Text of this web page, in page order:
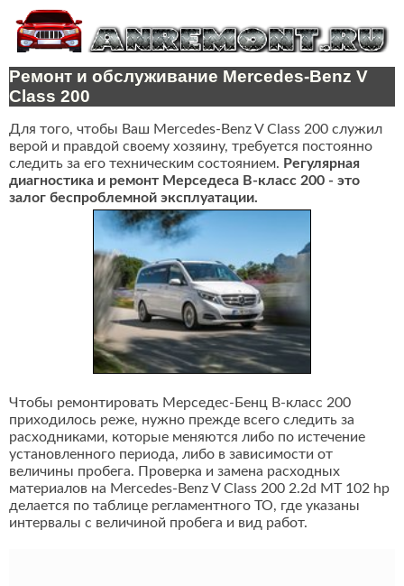
Ремонт и обслуживание Mercedes-Benz V
Class 200
Для того, чтобы Ваш Mercedes-Benz V Class 200 служил
верой и правдой своему хозяину, требуется постоянно
следить за его техническим состоянием. Регулярная
диагностика и ремонт Мерседеса В-класс 200 - это
залог беспроблемной эксплуатации.
Чтобы ремонтировать Мерседес-Бенц В-класс 200
приходилось реже, нужно прежде всего следить за
расходниками, которые меняются либо по истечение
установленного периода, либо в зависимости от
величины пробега. Проверка и замена расходных
материалов на Mercedes-Benz V Class 200 2.2d MT 102 hp
делается по таблице регламентного ТО, где указаны
интервалы с величиной пробега и вид работ.